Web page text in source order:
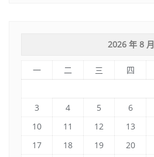
2026 年 8 月
一 二 三 四
3
4 5 6
10
11 12 13
17
18 19 20